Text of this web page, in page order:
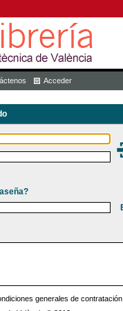
Acceder
generales de contratación